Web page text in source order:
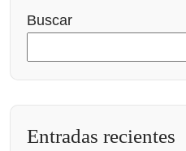
Buscar
Entradas recientes